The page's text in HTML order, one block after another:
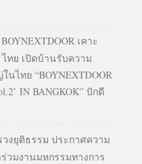
เคาะ
ไทย เปิดบ้านรับความ
ไทย “BOYNEXTDOOR
IN BANGKOK” ปักดี
งยุติธรรม ประกาศความ
วมงานมหกรรมทางการ